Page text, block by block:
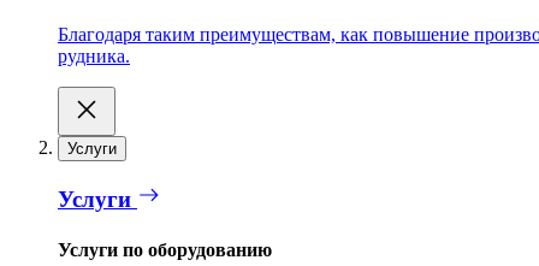
Благодаря таким преимуществам, как повышение
рудника.
Услуги
Услуги
Услуги по оборудованию